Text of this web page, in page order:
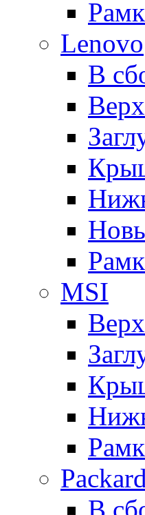
Lenovo
В
MSI
В